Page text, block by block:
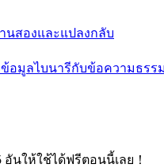
นสองและแปลงกลับ
ข้อมูลไบนารีกับข้อความธรร
อันให้ใช้ได้ฟรีตอนนี้เลย！